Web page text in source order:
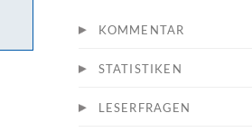
KOMMENTAR
STATISTIKEN
LESERFRAGEN